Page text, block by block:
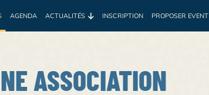
AGENDA ACTUALITÉS INSCRIPTION PROPOSER EVENT
ASSOCIATION